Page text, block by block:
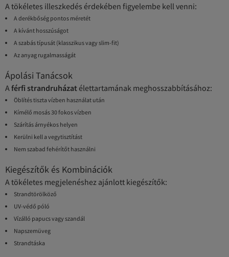
A tökéletes illeszkedés érdekében figyelembe kell venni:
A derékbőség pontos méretét
A kívánt hosszúságot
A szabás típusát (klasszikus vagy slim-fit)
Az anyag rugalmasságát
Ápolási Tanácsok
Aférfi strandruházat élettartamának meghosszabbításához:
Öblítés tiszta vízben használat után
Kímélő mosás 30 fokos vízben
Szárítás árnyékos helyen
Kerülni kell a vegytisztítást
Nem szabad fehérítőt használni
Kiegészítők és Kombinációk
A tökéletes megjelenéshez ajánlott kiegészítők:
Strandtörölköző
UV-védő póló
Vízálló papucs vagy szandál
Napszemüveg
Strandtáska